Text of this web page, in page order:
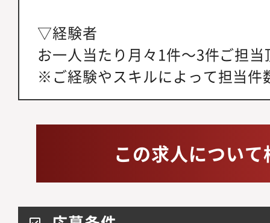
▽経験者
お一人当たり月々1件～3件ご担
※ご経験やスキルによって担当件
この求人につい